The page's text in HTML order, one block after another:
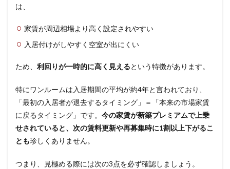
は、
家賃が周辺相場より高く設定されやすい
入居付けがしやすく空室が出にくい
ため、 利回りが一時的に高く見えるという特徴があります。
特にワンルームは入居期間の平均が約4年と言われており、
「最初の入居者が退去するタイミング」＝「本来の市場家賃
に戻るタイミング」です。 今の家賃が新築プレミアムで上乗
せされていると、次の賃料更新や再募集時に1割以上下がるこ
とも珍しくありません。
つまり、見極める際には次の3点を必ず確認しましょう。